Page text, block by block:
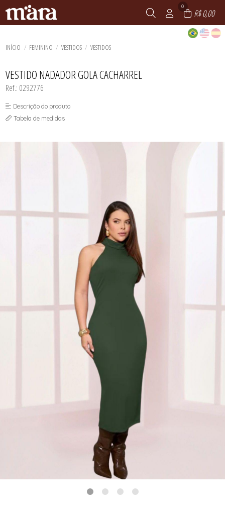
0
R$ 0,00
INÍCIO FEMININO VESTIDOS VESTIDOS
VESTIDO NADADOR GOLA CACHARREL
Ref.: 0292776
Descrição do produto
Tabela de medidas